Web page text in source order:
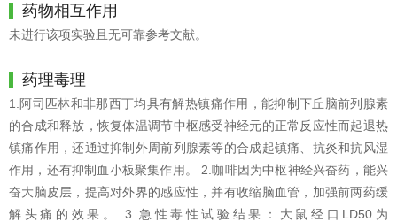
药物相互作用
未进行该项实验且无可靠参考文献。
药理毒理
1.阿司匹林和非那西丁均具有解热镇痛作用，能抑制下丘脑前列腺素
的合成和释放，恢复体温调节中枢感受神经元的正常反应性而起退热
镇痛作用，还通过抑制外周前列腺素等的合成起镇痛、抗炎和抗风湿
作用，还有抑制血小板聚集作用。 2.咖啡因为中枢神经兴奋药，能兴
奋大脑皮层，提高对外界的感应性，并有收缩脑血管，加强前两药缓
解头痛的效果。 3.急性毒性试验结果：大鼠经口LD50为